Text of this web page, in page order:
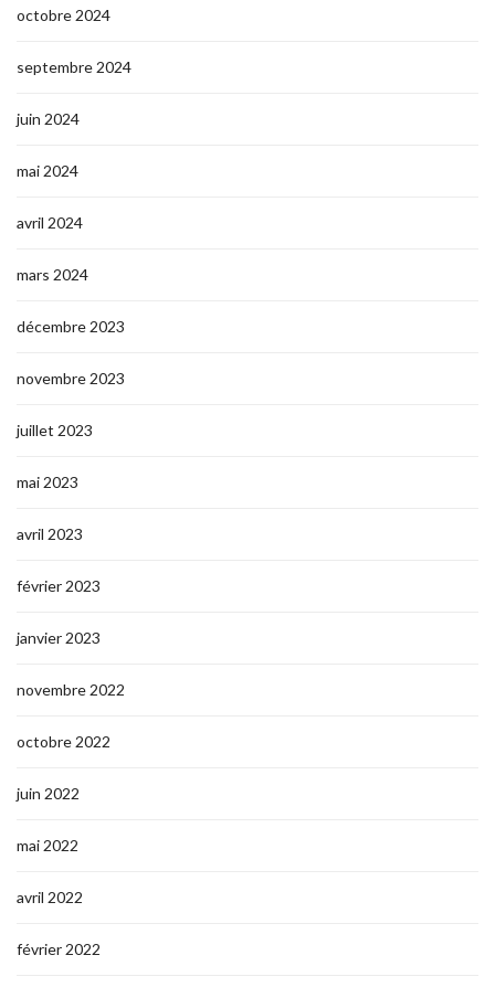
octobre 2024
septembre 2024
juin 2024
mai 2024
avril 2024
mars 2024
décembre 2023
novembre 2023
juillet 2023
mai 2023
avril 2023
février 2023
janvier 2023
novembre 2022
octobre 2022
juin 2022
mai 2022
avril 2022
février 2022